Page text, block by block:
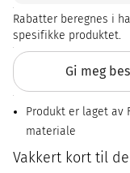
Rabatter beregnes i
spesifikke produktet.
Gi meg
Produkt er laget av
materiale
Vakkert kort til